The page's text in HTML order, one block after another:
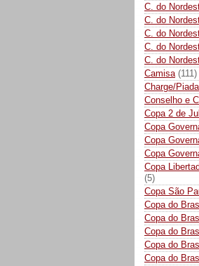
C. do
C. do
C. do
C. do
C. do
Camisa (111)
Charge/Piada
Conselho e
Copa 2 de
Copa
Copa
Copa
Copa
(5)
Copa São
Copa do
Copa do
Copa do
Copa do
Copa do